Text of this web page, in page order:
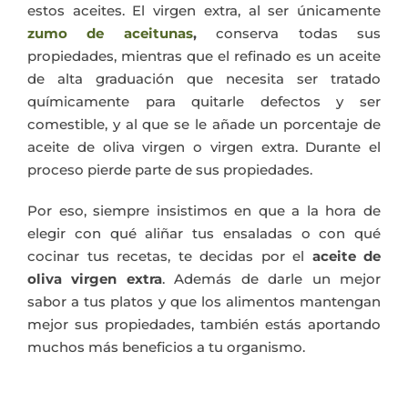
estos aceites. El virgen extra, al ser únicamente
zumo de aceitunas,conserva todas sus
propiedades, mientras que el refinado es un aceite
de alta graduación que necesita ser tratado
químicamente para quitarle defectos y ser
comestible, y al que se le añade un porcentaje de
aceite de oliva virgen o virgen extra. Durante el
proceso pierde parte de sus propiedades.
Por eso, siempre insistimos en que a la hora de
elegir con qué aliñar tus ensaladas o con qué
cocinar tus recetas, te decidas por el aceite de
oliva virgen extra. Además de darle un mejor
sabor a tus platos y que los alimentos mantengan
mejor sus propiedades, también estás aportando
muchos más beneficios a tu organismo.